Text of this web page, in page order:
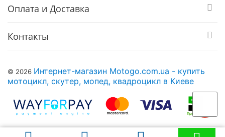
Оплата и Доставка
Контакты
© 2026 Интернет-магазин Motogo.com.ua - купить
мотоцикл, скутер, мопед, квадроцикл в Киеве